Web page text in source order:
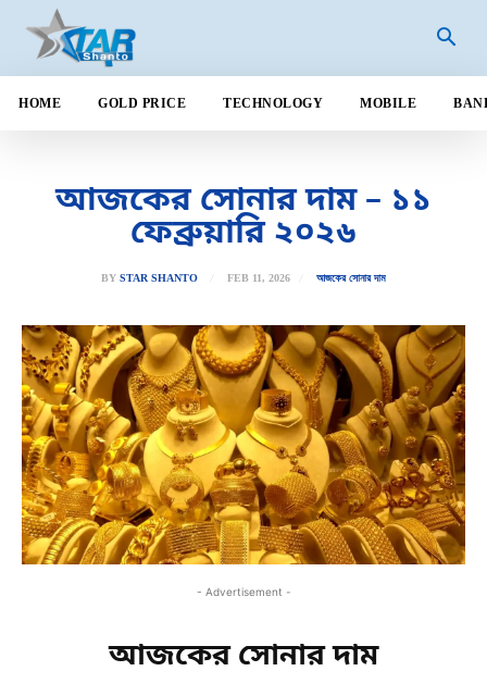
HOME GOLD PRICE TECHNOLOGY MOBILE
আজকের সোনার দাম – ১১
ফেব্রুয়ারি ২০২৬
BY STAR SHANTO FEB 11, 2026 আজকের সোনার দাম
- Advertisement -
আজকের সোনার দাম